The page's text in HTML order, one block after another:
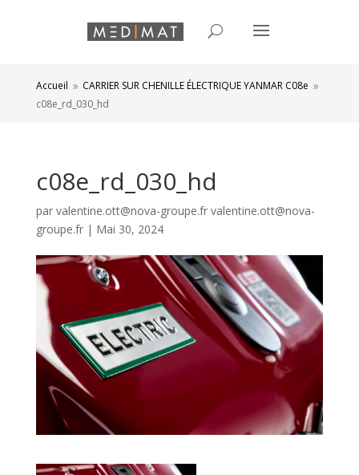
Accueil 9 CARRIER SUR CHENILLE ÉLECTRIQUE YANMAR C08e 9
c08e_rd_030_hd
c08e_rd_030_hd
par valentine.ott@nova-groupe.fr valentine.ott@nova-
groupe.fr| Mai 30, 2024